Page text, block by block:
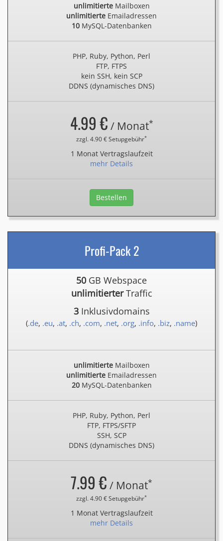
unlimitierteMailboxen
unlimitierte Emailadressen
10MySQL-Datenbanken
PHP, Ruby, Python, Perl
FTP, FTPS
kein SSH, kein SCP
DDNS (dynamisches DNS)
4.99 € / Monat*
zzgl. 4.90 € Setupgebühr*
1 Monat Vertragslaufzeit
mehr Details
Bestellen
Profi-Pack 2
50 GB Webspace
unlimitierterTraffic
3Inklusivdomains
(.de, .eu, .at, .ch, .com, .net, .org, .info, .biz, .name)
unlimitierteMailboxen
unlimitierte Emailadressen
20MySQL-Datenbanken
PHP, Ruby, Python, Perl
FTP, FTPS/SFTP
SSH, SCP
DDNS (dynamisches DNS)
7.99 € / Monat*
zzgl. 4.90 € Setupgebühr*
1 Monat Vertragslaufzeit
mehr Details